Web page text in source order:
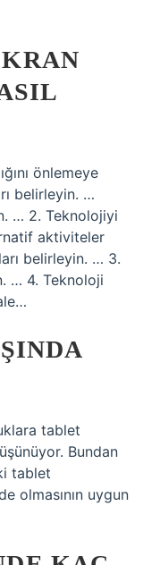
önlemeye
belirleyin. …
… 2. Teknolojiyi
aktiviteler
belirleyin. … 3.
… 4. Teknoloji
tablet
Bundan
tablet
olmasının uygun